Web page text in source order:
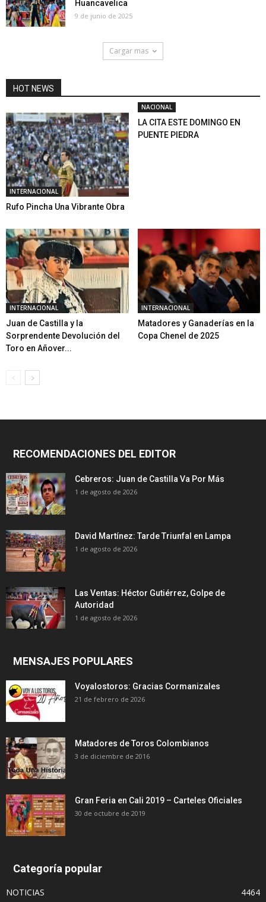
Huancavelica
9 de junio de 2025
Cargar mas
HOT NEWS
INTERNACIONAL
Rufo Pincha Una Vibrante Obra
NACIONAL
LA CITA ESTE DOMINGO EN
PUENTE PIEDRA
INTERNACIONAL
Juan de Castilla y la
Sorprendente Devolución del
Toro en Añover...
INTERNACIONAL
Matadores y Ganaderías en la
Copa Chenel de 2025
RECOMENDACIONES DEL EDITOR
Cebreros: Juan de Castilla Va Por Más
1 de agosto de 2026
David Martínez: Tarde Triunfal en Lampa
1 de agosto de 2026
Las Ventas: Héctor Gutiérrez, Golpe de
Autoridad
1 de agosto de 2026
MENSAJES POPULARES
Voyalostoros: Gracias Cormanizales
21 de febrero de 2026
Matadores de Toros Colombianos
3 de diciembre de 2016
Gran Feria en Cali 2019 – Carteles Oficiales
30 de octubre de 2019
Categoría popular
NOTICIAS
4464